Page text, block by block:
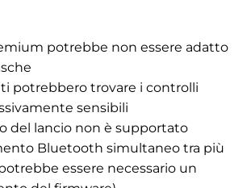
potrebbe non essere adatto
potrebbero trovare i controlli
sensibili
del lancio non è supportato
Bluetooth simultaneo tra più
essere necessario un